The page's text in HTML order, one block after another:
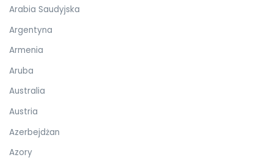
Arabia Saudyjska
Argentyna
Armenia
Aruba
Australia
Austria
Azerbejdżan
Azory